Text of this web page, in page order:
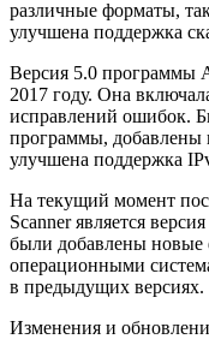
различные форматы,
улучшена поддержка
Версия 5.0 программы
2017 году. Она
исправлений ошибок.
программы,
улучшена поддержка
На текущий момент
Scanner является
были добавлены новые
операционными
в предыдущих версиях.
Изменения и